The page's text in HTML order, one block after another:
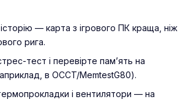
— карта з ігрового ПК краща, ніж
рига.
тест і перевірте пам’ять на
в OCCT/MemtestG80).
і вентилятори — на